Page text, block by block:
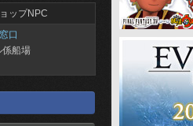
ップNPC
口
係船場